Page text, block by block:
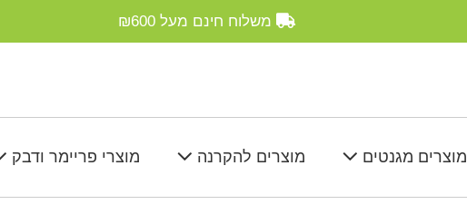
משלוח חינם מעל₪600
מוצרים מגנטים מוצרים להקרנה מוצרי פריימר ודבק